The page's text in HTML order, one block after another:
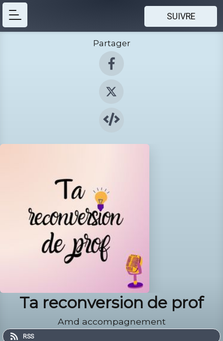
SUIVRE
Partager
Ta reconversion de prof
Amd accompagnement
RSS